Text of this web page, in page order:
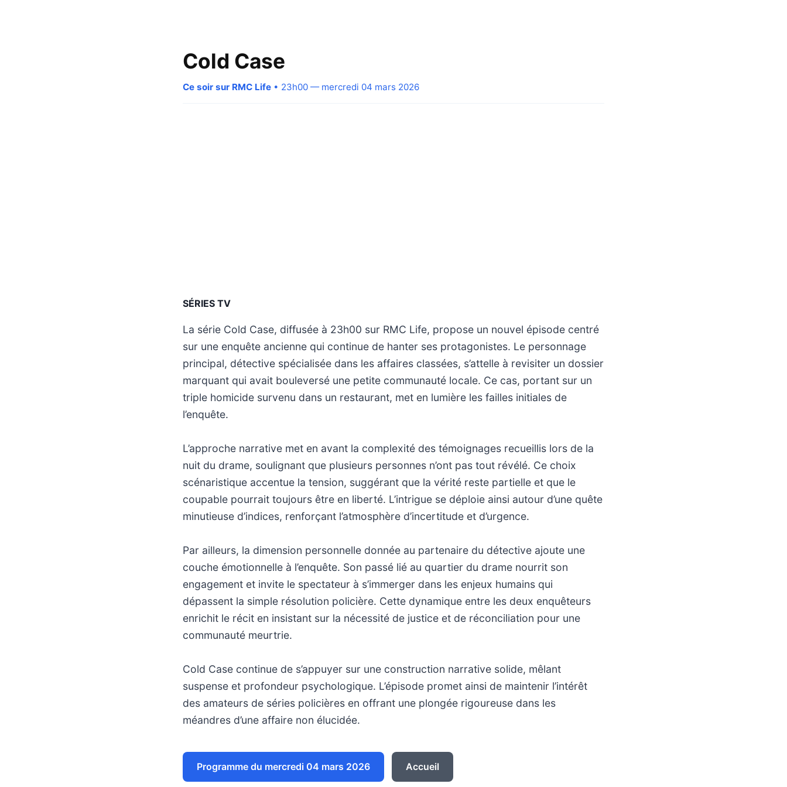
Cold Case
Ce soir sur RMC Life • 23h00 — mercredi 04 mars 2026
SÉRIES TV
La série Cold Case, diffusée à 23h00 sur RMC Life, propose un nouvel épisode centré
sur une enquête ancienne qui continue de hanter ses protagonistes. Le personnage
principal, détective spécialisée dans les affaires classées, s’attelle à revisiter un dossier
marquant qui avait bouleversé une petite communauté locale. Ce cas, portant sur un
triple homicide survenu dans un restaurant, met en lumière les failles initiales de
l’enquête.
L’approche narrative met en avant la complexité des témoignages recueillis lors de la
nuit du drame, soulignant que plusieurs personnes n’ont pas tout révélé. Ce choix
scénaristique accentue la tension, suggérant que la vérité reste partielle et que le
coupable pourrait toujours être en liberté. L’intrigue se déploie ainsi autour d’une quête
minutieuse d’indices, renforçant l’atmosphère d’incertitude et d’urgence.
Par ailleurs, la dimension personnelle donnée au partenaire du détective ajoute une
couche émotionnelle à l’enquête. Son passé lié au quartier du drame nourrit son
engagement et invite le spectateur à s’immerger dans les enjeux humains qui
dépassent la simple résolution policière. Cette dynamique entre les deux enquêteurs
enrichit le récit en insistant sur la nécessité de justice et de réconciliation pour une
communauté meurtrie.
Cold Case continue de s’appuyer sur une construction narrative solide, mêlant
suspense et profondeur psychologique. L’épisode promet ainsi de maintenir l’intérêt
des amateurs de séries policières en offrant une plongée rigoureuse dans les
méandres d’une affaire non élucidée.
Programme du mercredi 04 mars 2026 Accueil